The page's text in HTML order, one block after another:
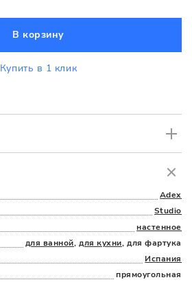
Adex
Studio
настенное
для ванной,для кухни, для фартука
Испания
прямоугольная
В корзину
Купить в 1 клик